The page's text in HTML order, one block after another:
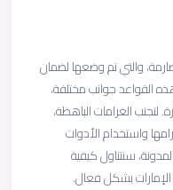
والتي تم وضعها لضمان
القواعد جوانب مختلفة،
الغرامات الباهظة،
واستخدام الأدوات
سنتناول كيفية
بشكل فعال.